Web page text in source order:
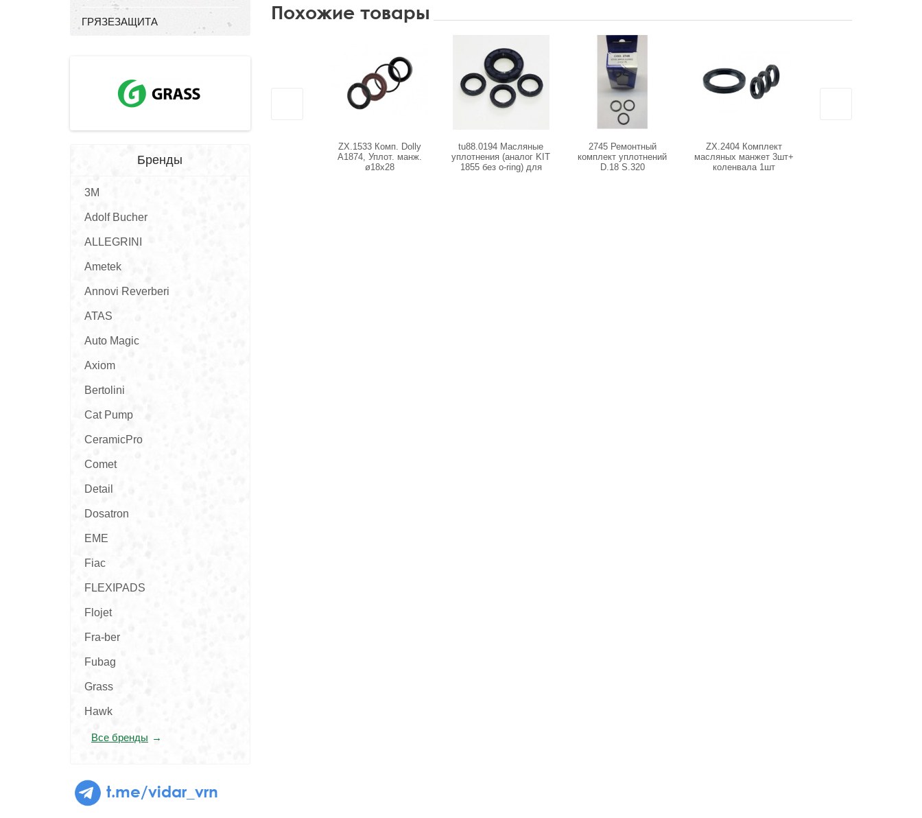
ГРЯЗЕЗАЩИТА
Бренды
3M
Adolf Bucher
ALLEGRINI
Ametek
Annovi Reverberi
ATAS
Auto Magic
Axiom
Bertolini
Cat Pump
CeramicPro
Comet
Detail
Dosatron
EME
Fiac
FLEXIPADS
Flojet
Fra-ber
Fubag
Grass
Hawk
Все бренды
t.me/vidar_vrn
Похожие товары
ZX.1533 Комп. Dolly
А1874, Уплот. манж.
ø18х28
tu88.0194 Масляные
уплотнения (аналог KIT
1855 без o-ring) для
2745 Ремонтный
комплект уплотнений
D.18 S.320
ZX.2404 Комплект
масляных манжет 3шт+
коленвала 1шт